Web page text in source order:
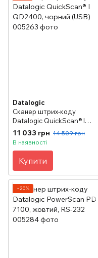
Datalogic
Сканер штрих-коду
Datalogic QuickScan® I
QD2400, чорний (USB)
11 033 грн 14 509 грн
В наявності
Купити
−20%